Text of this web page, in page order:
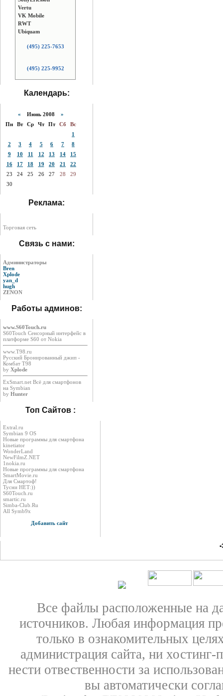
Vertu
VK Mobile
RWT
Ubiquam
(495) 225-7653
(495) 225-9952
Календарь:
« Июнь 2008 »
Пн
Вт Ср Чт Пт Сб
Вс
1
2
3 4 5 6 7
8
9
10 11 12 13 14
15
16
17 18 19 20 21
22
23
24 25 26 27 28
29
30
Реклама:
Торговая сеть
Связь с нами:
Администраторы
Bren
Xplode
yan_d
hugh
ZENON
Работы админов:
www.S60Touch.ru
S60Touch Сенсорный интерфейс в
платформе S60 от Nokia
www.T98.ru
Русский Бронированный джип -
Комбат Т98
by Xplode
ExSmart.net Всё для смартфонов
на Symbian
by Hunter
Топ Сайтов :
Extral.ru
Symbian 9 OS
Новые программы для смартфона
kinetiator
WonderLand
NewFilmZ.NET
1nokia.ru
Новые программы для смартфона
SmartMovie.ru
Для Смартоф!
Тусни НЕТ:))
S60Touch.ru
smartic.ru
Simba-Club.Ru
All Symb9x
Добавить сайт
Все файлы расположенные на
источников. Любая информация
только в ознакомительных
администрация сайта, ни
нести отвественности за
вы автоматически